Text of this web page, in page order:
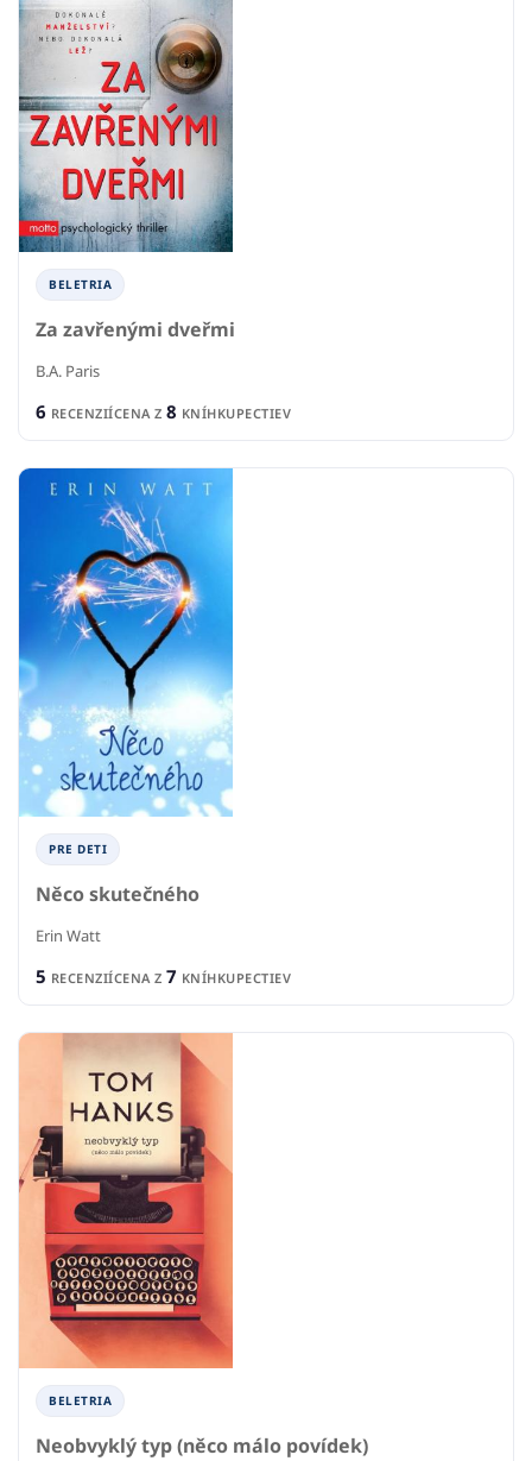
BELETRIA
Za zavřenými dveřmi
B.A. Paris
6 RECENZIÍCENA Z 8 KNÍHKUPECTIEV
PRE DETI
Něco skutečného
Erin Watt
5 RECENZIÍCENA Z 7 KNÍHKUPECTIEV
BELETRIA
Neobvyklý typ (něco málo povídek)